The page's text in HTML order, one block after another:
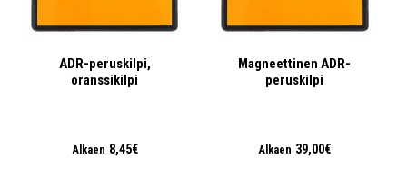
ADR-peruskilpi,
oranssikilpi
Alkaen 8,45€
Magneettinen ADR-
peruskilpi
Alkaen 39,00€